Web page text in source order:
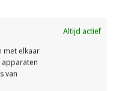
Altijd actief
met elkaar
apparaten
van